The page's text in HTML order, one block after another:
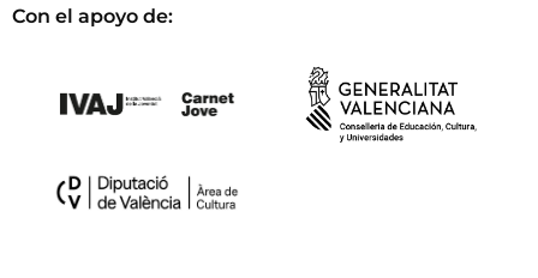
Con el apoyo de: